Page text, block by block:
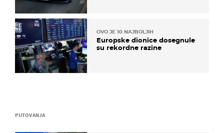
PUTOVANJA
OVO JE 10 NAJBOLJIH
Europske dionice dosegnule
su rekordne razine